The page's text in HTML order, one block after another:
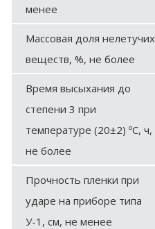
менее
Массовая доля нелетучих
веществ, %, не более
Время высыхания до
степени 3 при
температуре (20±2) ºС, ч,
не более
Прочность пленки при
ударе на приборе типа
У-1, см, не менее